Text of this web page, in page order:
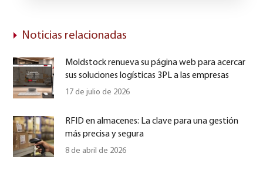
Noticias relacionadas
Moldstock renueva su página web para acercar
sus soluciones logísticas 3PL a las empresas
17 de julio de 2026
RFID en almacenes: La clave para una gestión
más precisa y segura
8 de abril de 2026